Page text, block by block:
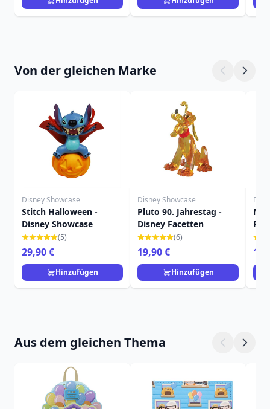
Von der gleichen Marke
Disney Showcase
Stitch Halloween -
Disney Showcase
(5)
29,90 €
Hinzufügen
Disney Showcase
Pluto 90. Jahrestag -
Disney Facetten
(6)
19,90 €
Hinzufügen
Aus dem gleichen Thema